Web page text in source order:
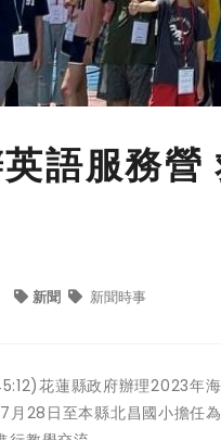
語服務
新聞 新聞時事
花蓮縣政府辦理2023年
月28日至本縣北昌國小擔任